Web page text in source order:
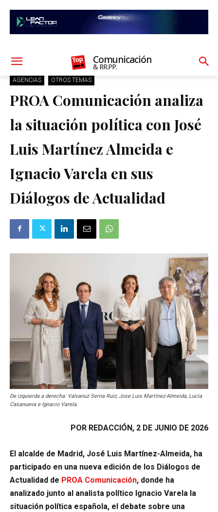
Comunicación
& RR.PP.
AGENCIAS OTROS TEMAS
PROA Comunicación analiza
la situación política con José
Luis Martínez Almeida e
Ignacio Varela en sus
Diálogos de Actualidad
De izquierda a derecha: Valvanuz Serna Ruiz, Jose Luis Martínez-Almeida, Lucía
Casanueva e Ignacio Varela.
POR REDACCIÓN, 2 DE JUNIO DE 2026
El alcalde de Madrid, José Luis Martínez-Almeida, ha
participado en una nueva edición de los Diálogos de
Actualidad de PROA Comunicación, donde ha
analizado junto al analista político Ignacio Varela la
situación política española, el debate sobre una